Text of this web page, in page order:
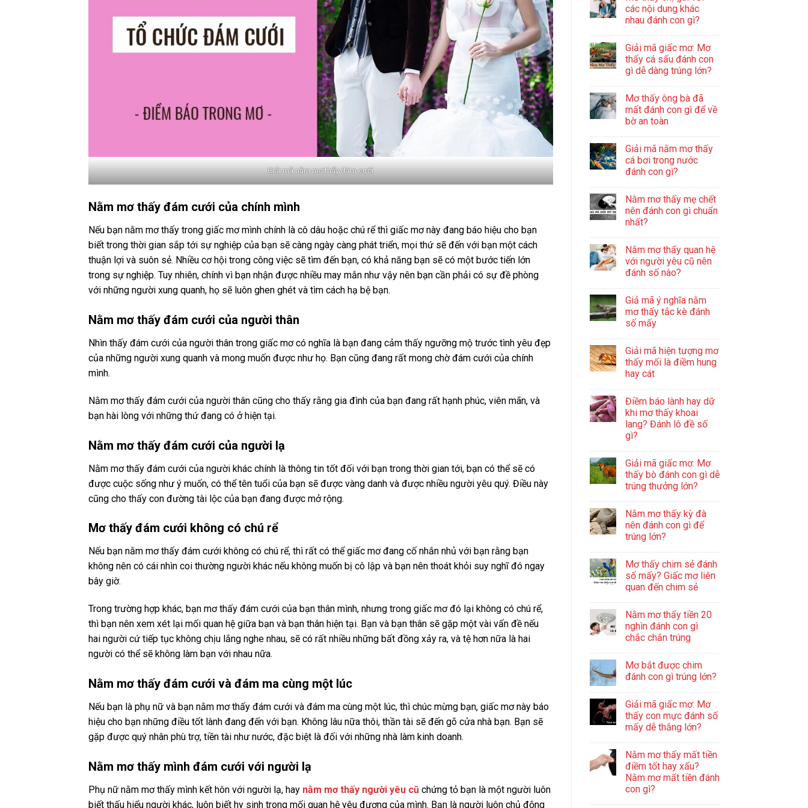
Giải mã nằm mơ thấy đám cưới
Nằm mơ thấy đám cưới của chính mình
Nếu bạn nằm mơ thấy trong giấc mơ mình chính là cô dâu hoặc chú rể thì giấc mơ này đang báo hiệu cho bạn
biết trong thời gian sắp tới sự nghiệp của bạn sẽ càng ngày càng phát triển, mọi thứ sẽ đến với bạn một cách
thuận lợi và suôn sẻ. Nhiều cơ hội trong công việc sẽ tìm đến bạn, có khả năng bạn sẽ có một bước tiến lớn
trong sự nghiệp. Tuy nhiên, chính vì bạn nhận được nhiều may mắn như vậy nên bạn cần phải có sự đề phòng
với những người xung quanh, họ sẽ luôn ghen ghét và tìm cách hạ bệ bạn.
Nằm mơ thấy đám cưới của người thân
Nhìn thấy đám cưới của người thân trong giấc mơ có nghĩa là bạn đang cảm thấy ngưỡng mộ trước tình yêu đẹp
của những người xung quanh và mong muốn được như họ. Bạn cũng đang rất mong chờ đám cưới của chính
mình.
Nằm mơ thấy đám cưới của người thân cũng cho thấy rằng gia đình của bạn đang rất hạnh phúc, viên mãn, và
bạn hài lòng với những thứ đang có ở hiện tại.
Nằm mơ thấy đám cưới của người lạ
Nằm mơ thấy đám cưới của người khác chính là thông tin tốt đối với bạn trong thời gian tới, bạn có thể sẽ có
được cuộc sống như ý muốn, có thể tên tuổi của bạn sẽ được vàng danh và được nhiều người yêu quý. Điều này
cũng cho thấy con đường tài lộc của bạn đang được mở rộng.
Mơ thấy đám cưới không có chú rể
Nếu bạn nằm mơ thấy đám cưới không có chú rể, thì rất có thể giấc mơ đang cố nhắn nhủ với bạn rằng bạn
không nên có cái nhìn coi thường người khác nếu không muốn bị cô lập và bạn nên thoát khỏi suy nghĩ đó ngay
bây giờ.
Trong trường hợp khác, bạn mơ thấy đám cưới của bạn thân mình, nhưng trong giấc mơ đó lại không có chú rể,
thì bạn nên xem xét lại mối quan hệ giữa bạn và bạn thân hiện tại. Bạn và bạn thân sẽ gặp một vài vấn đề nếu
hai người cứ tiếp tục không chịu lắng nghe nhau, sẽ có rất nhiều những bất đồng xảy ra, và tệ hơn nữa là hai
người có thể sẽ không làm bạn với nhau nữa.
Nằm mơ thấy đám cưới và đám ma cùng một lúc
Nếu bạn là phụ nữ và bạn nằm mơ thấy đám cưới và đám ma cùng một lúc, thì chúc mừng bạn, giấc mơ này báo
hiệu cho bạn những điều tốt lành đang đến với bạn. Không lâu nữa thôi, thần tài sẽ đến gõ cửa nhà bạn. Bạn sẽ
gặp được quý nhân phù trợ, tiền tài như nước, đặc biệt là đối với những nhà làm kinh doanh.
Nằm mơ thấy mình đám cưới với người lạ
Phụ nữ nằm mơ thấy mình kết hôn với người lạ, hay nằm mơ thấy người yêu cũ chứng tỏ bạn là một người luôn
biết thấu hiểu người khác, luôn biết hy sinh trong mối quan hệ yêu đương của mình. Bạn là người luôn chủ động
các nội dung khác
nhau đánh con gì?
Giải mã giấc mơ: Mơ
thấy cá sấu đánh con
gì dễ dàng trúng lớn?
Mơ thấy ông bà đã
mất đánh con gì để về
bờ an toàn
Giải mã nằm mơ thấy
cá bơi trong nước
đánh con gì?
Nằm mơ thấy mẹ chết
nên đánh con gì chuẩn
nhất?
Nằm mơ thấy quan hệ
với người yêu cũ nên
đánh số nào?
Giả mã ý nghĩa nằm
mơ thấy tắc kè đánh
số mấy
Giải mã hiện tượng mơ
thấy mối là điềm hung
hay cát
Điềm báo lành hay dữ
khi mơ thấy khoai
lang? Đánh lô đề số
gì?
Giải mã giấc mơ: Mơ
thấy bò đánh con gì dễ
trúng thưởng lớn?
Nằm mơ thấy kỳ đà
nên đánh con gì để
trúng lớn?
Mơ thấy chim sẻ đánh
số mấy? Giấc mơ liên
quan đến chim sẻ
Nằm mơ thấy tiền 20
nghìn đánh con gì
chắc chắn trúng
Mơ bắt được chim
đánh con gì trúng lớn?
Giải mã giấc mơ: Mơ
thấy con mực đánh số
mấy dễ thắng lớn?
Nằm mơ thấy mất tiền
điềm tốt hay xấu?
Nằm mơ mất tiền đánh
con gì?